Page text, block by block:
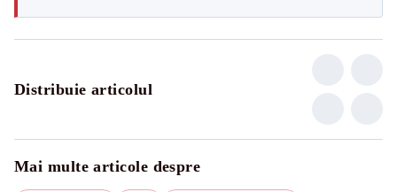
Distribuie articolul
Mai multe articole despre